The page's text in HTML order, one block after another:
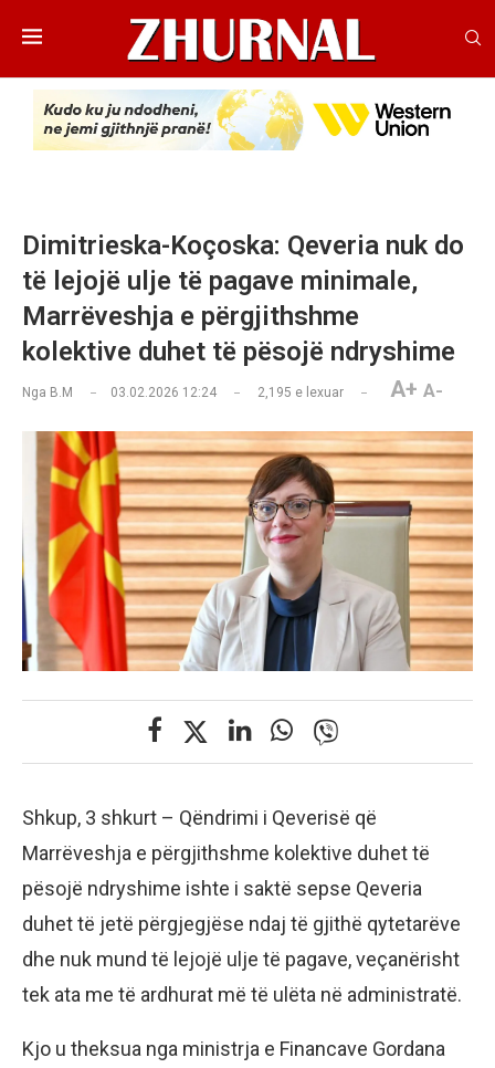
Dimitrieska-Koçoska: Qeveria nuk do
të lejojë ulje të pagave minimale,
Marrëveshja e përgjithshme
kolektive duhet të pësojë ndryshime
Nga B.M 03.02.2026 12:24 2,195 e lexuar A+ A-
Shkup, 3 shkurt – Qëndrimi i Qeverisë që
Marrëveshja e përgjithshme kolektive duhet të
pësojë ndryshime ishte i saktë sepse Qeveria
duhet të jetë përgjegjëse ndaj të gjithë qytetarëve
dhe nuk mund të lejojë ulje të pagave, veçanërisht
tek ata me të ardhurat më të ulëta në administratë.
Kjo u theksua nga ministrja e Financave Gordana